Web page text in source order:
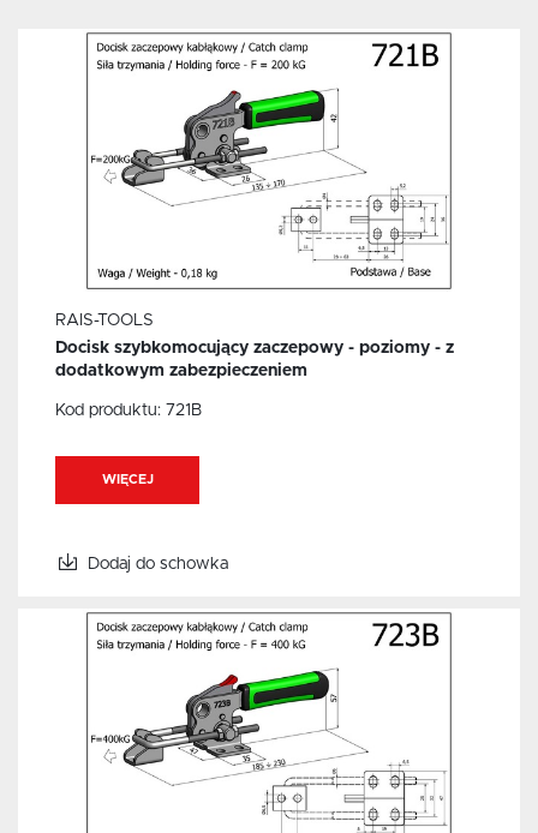
RAIS-TOOLS
Docisk szybkomocujący zaczepowy - poziomy - z
dodatkowym zabezpieczeniem
Kod produktu: 721B
WIĘCEJ
Dodaj do schowka